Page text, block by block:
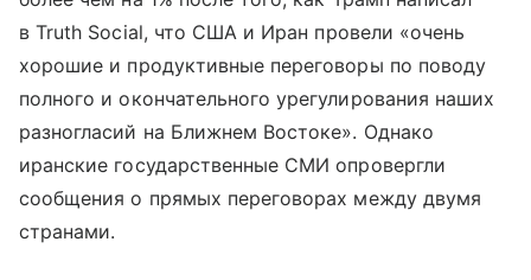
в Truth Social, что США и Иран провели «очень
хорошие и продуктивные переговоры по поводу
полного и окончательного урегулирования наших
разногласий на Ближнем Востоке». Однако
иранские государственные СМИ опровергли
сообщения о прямых переговорах между двумя
странами.